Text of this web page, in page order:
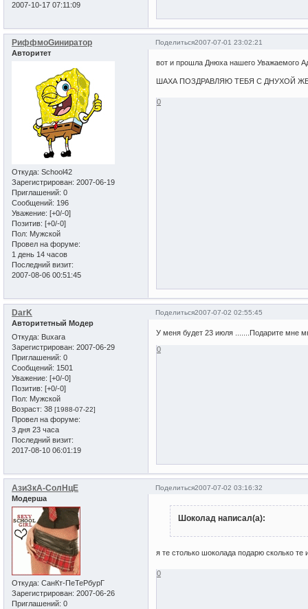
2007-10-17 07:11:09
Поделиться2007-07-01 23:02:21
РиффмоGиниратор
Авторитет
Откуда: School42
Зарегистрирован: 2007-06-19
Приглашений: 0
Сообщений: 196
Уважение: [+0/-0]
Позитив: [+0/-0]
Пол: Мужской
Провел на форуме:
1 день 14 часов
Последний визит:
2007-08-06 00:51:45
вот и прошла Днюха нашего Уважаемого
ШАХА ПОЗДРАВЛЯЮ ТЕБЯ С ДНУХОЙ
0
Поделиться2007-07-02 02:55:45
DarK
Авторитетный Модер
Откуда: Buxara
Зарегистрирован: 2007-06-29
Приглашений: 0
Сообщений: 1501
Уважение: [+0/-0]
Позитив: [+0/-0]
Пол: Мужской
Возраст: 38 [1988-07-22]
Провел на форуме:
3 дня 23 часа
Последний визит:
2017-08-10 06:01:19
У меня будет 23 июля .......Подарите мне
0
Поделиться2007-07-02 03:16:32
АзиЗкА-СолНцЕ
Модерша
Откуда: СанКт-ПеТеРбурГ
Зарегистрирован: 2007-06-26
Приглашений: 0
Шоколад написал(а):
я те столько шоколада подарю сколько те
0